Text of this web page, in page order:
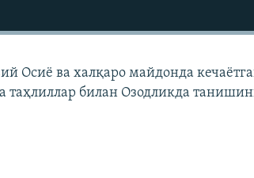
Осиë ва халқаро майдонда
таҳлиллар билан Озодликда